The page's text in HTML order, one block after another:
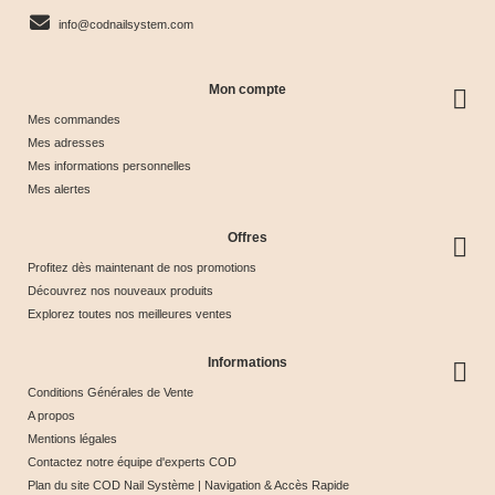
info@codnailsystem.com
Mon compte
Mes commandes
Mes adresses
Mes informations personnelles
Mes alertes
Offres
Profitez dès maintenant de nos promotions
Découvrez nos nouveaux produits
Explorez toutes nos meilleures ventes
Informations
Conditions Générales de Vente
A propos
Mentions légales
Contactez notre équipe d'experts COD
Plan du site COD Nail Système | Navigation & Accès Rapide